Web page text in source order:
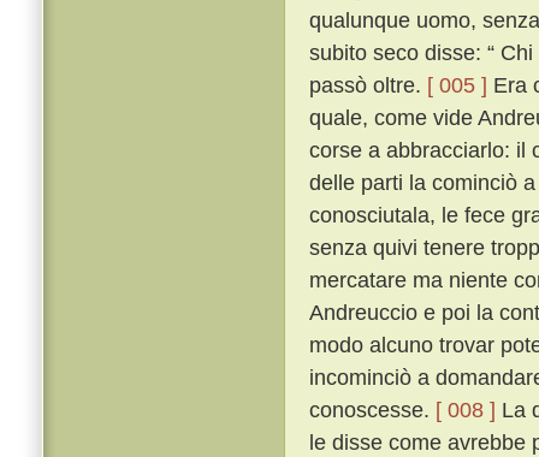
qualunque uomo,
subito seco disse: “
passò oltre. [ 005 ] Era
quale, come vide
corse a abbracciarlo: il
delle parti la cominciò
conosciutala, le fece
senza quivi tenere
mercatare ma niente
Andreuccio e poi la
modo alcuno trovar
incominciò a
conoscesse. [ 008 ] La
le disse come avrebbe